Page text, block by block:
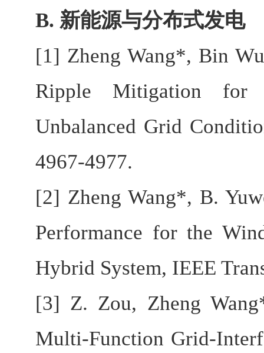
B. 新能源与分布式发电
[1] Zheng Wang*, Bin
Ripple Mitigation for
Unbalanced Grid
4967-4977.
[2] Zheng Wang*, B.
Performance for the
Hybrid System, IEEE
[3] Z. Zou, Zheng
Multi-Function Grid-